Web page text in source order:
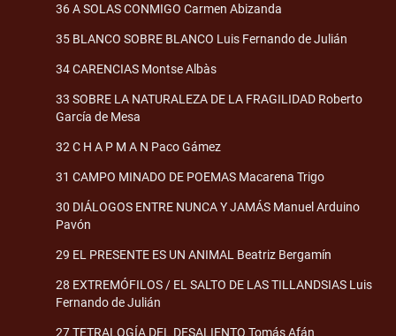
36 A SOLAS CONMIGO Carmen Abizanda
35 BLANCO SOBRE BLANCO Luis Fernando de Julián
34 CARENCIAS Montse Albàs
33 SOBRE LA NATURALEZA DE LA FRAGILIDAD Roberto
García de Mesa
32 C H A P M A N Paco Gámez
31 CAMPO MINADO DE POEMAS Macarena Trigo
30 DIÁLOGOS ENTRE NUNCA Y JAMÁS Manuel Arduino
Pavón
29 EL PRESENTE ES UN ANIMAL Beatriz Bergamín
28 EXTREMÓFILOS / EL SALTO DE LAS TILLANDSIAS Luis
Fernando de Julián
27 TETRALOGÍA DEL DESALIENTO Tomás Afán